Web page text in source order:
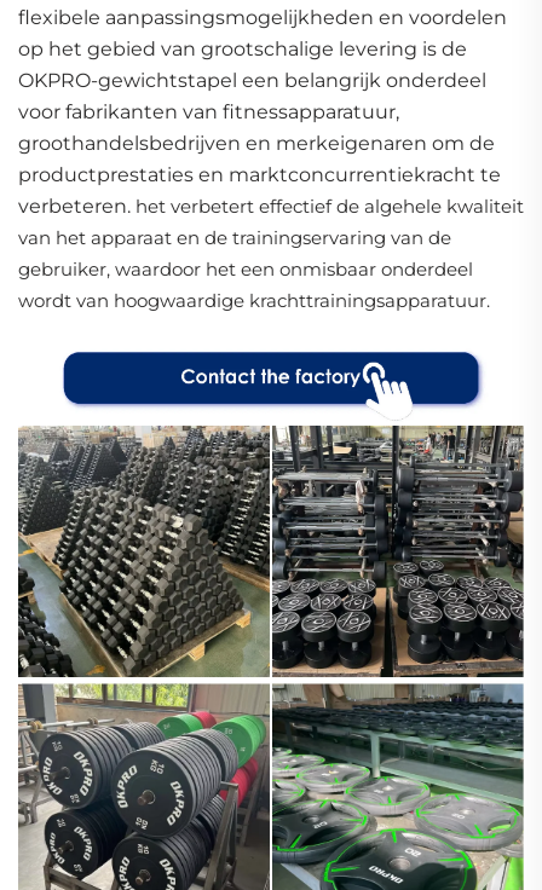
flexibele aanpassingsmogelijkheden en voordelen
op het gebied van grootschalige levering is de
OKPRO-gewichtstapel een belangrijk onderdeel
voor fabrikanten van fitnessapparatuur,
groothandelsbedrijven en merkeigenaren om de
productprestaties en marktconcurrentiekracht te
verbeteren. het verbetert effectief de algehele kwaliteit
van het apparaat en de trainingservaring van de
gebruiker, waardoor het een onmisbaar onderdeel
wordt van hoogwaardige krachttrainingsapparatuur.